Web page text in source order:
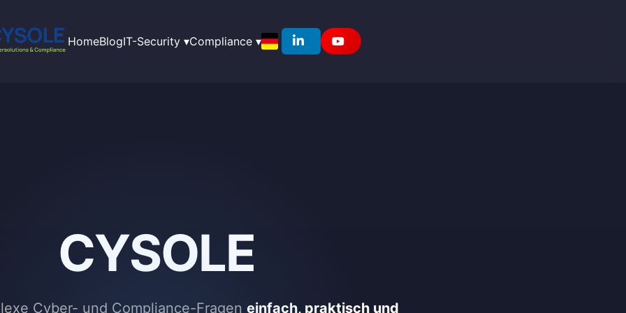
HomeBlogIT-Security ▾Compliance ▾
CYSOLE
Cyber- und Compliance-Fragen einfach, praktisch und